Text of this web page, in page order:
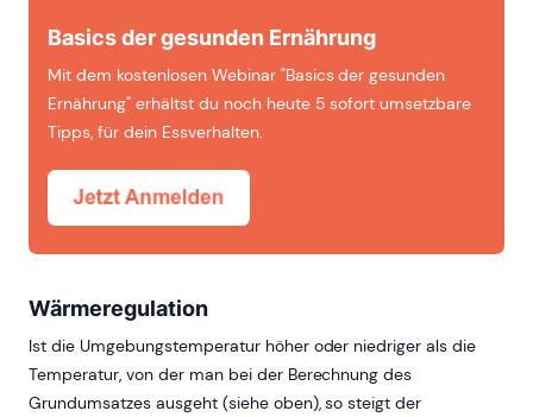
Basics der gesunden Ernährung
Mit dem kostenlosen Webinar "Basics der gesunden
Ernährung" erhältst du noch heute 5 sofort umsetzbare
Tipps, für dein Essverhalten.
Wärmeregulation
Ist die Umgebungstemperatur höher oder niedriger als die
Temperatur, von der man bei der Berechnung des
Grundumsatzes ausgeht (siehe oben), so steigt der